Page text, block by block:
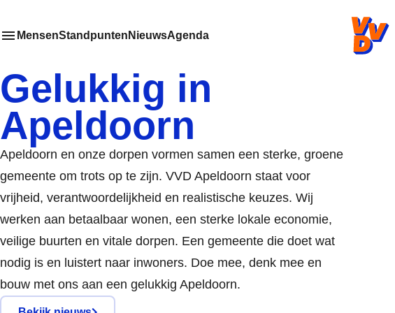
VVD.nl
Toon het submenu van
Meer menu items
MensenStandpunten NieuwsAgenda
Gelukkig in
Apeldoorn
Apeldoorn en onze dorpen vormen samen een sterke, groene
gemeente om trots op te zijn. VVD Apeldoorn staat voor
vrijheid, verantwoordelijkheid en realistische keuzes. Wij
werken aan betaalbaar wonen, een sterke lokale economie,
veilige buurten en vitale dorpen. Een gemeente die doet wat
nodig is en luistert naar inwoners. Doe mee, denk mee en
bouw met ons aan een gelukkig Apeldoorn.